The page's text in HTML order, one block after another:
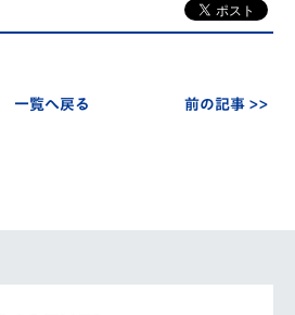
一覧へ戻る 前の記事 >>